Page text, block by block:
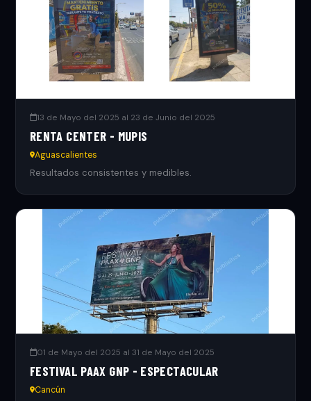
13 de Mayo del 2025 al 23 de Junio del 2025
RENTA CENTER - MUPIS
Aguascalientes
Resultados consistentes y medibles.
01 de Mayo del 2025 al 31 de Mayo del 2025
FESTIVAL PAAX GNP - ESPECTACULAR
Cancún